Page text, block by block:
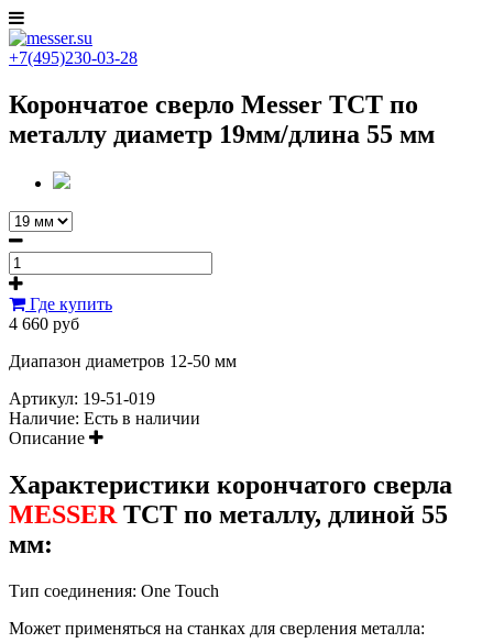
+7(495)230-03-28
Корончатое сверло Messer ТСТ по
металлу диаметр 19мм/длина 55 мм
Где купить
4 660 руб
Диапазон диаметров 12-50 мм
Артикул: 19-51-019
Наличие: Есть в наличии
Описание
Характеристики корончатого сверла
MESSER TCT по металлу, длиной 55
мм:
Тип соединения: One Touch
Может применяться на станках для сверления металла: